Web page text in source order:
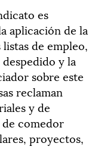
es
aplicación de la
de empleo,
y la
sobre este
reclaman
y de
de comedor
proyectos,